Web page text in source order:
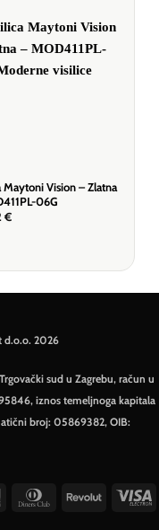
Maytoni Vision – Zlatna
06G
€
d.o.o. 2026
sud u Zagrebu, račun u
iznos temeljnoga kapitala
broj: 05869382, OIB:
American
Dinners Revolut